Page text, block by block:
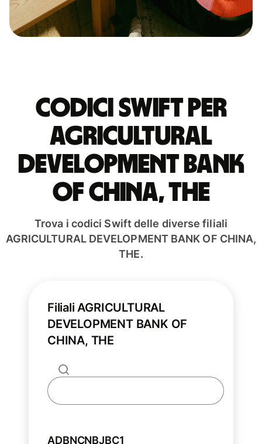
Codici Swift per
AGRICULTURAL
DEVELOPMENT BANK
OF CHINA, THE
Trova i codici Swift delle diverse filiali
AGRICULTURAL DEVELOPMENT BANK OF CHINA,
THE.
Filiali AGRICULTURAL
DEVELOPMENT BANK OF
CHINA, THE
ADBNCNBJBC1